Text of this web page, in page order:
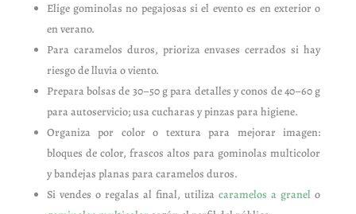
Elige gominolas no pegajosas si el evento es en exterior o
en verano.
Para caramelos duros, prioriza envases cerrados si hay
riesgo de lluvia o viento.
Prepara bolsas de 30–50 g para detalles y conos de 40–60 g
para autoservicio; usa cucharas y pinzas para higiene.
Organiza por color o textura para mejorar imagen:
bloques de color, frascos altos para gominolas multicolor
y bandejas planas para caramelos duros.
Si vendes o regalas al final, utilizacaramelos a granel o